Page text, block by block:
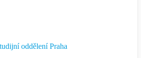
oddělení Praha